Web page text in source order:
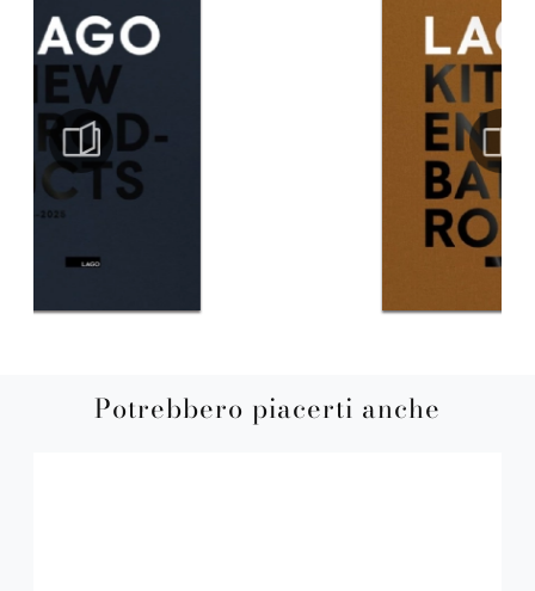
Potrebbero piacerti anche